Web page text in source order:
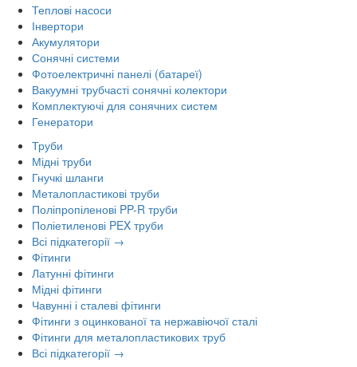
Теплові насоси
Інвертори
Акумулятори
Сонячні системи
Фотоелектричні панелі (батареї)
Вакуумні трубчасті сонячні колектори
Комплектуючі для сонячних систем
Генератори
Труби
Мідні труби
Гнучкі шланги
Металопластикові труби
Поліпропіленові PP-R труби
Поліетиленові PEX труби
Всі підкатегорії →
Фітинги
Латунні фітинги
Мідні фітинги
Чавунні і сталеві фітинги
Фітинги з оцинкованої та нержавіючої сталі
Фітинги для металопластикових труб
Всі підкатегорії →